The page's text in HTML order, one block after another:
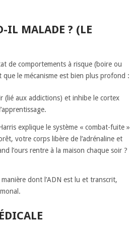
IL MALADE ? (LE
de comportements à risque (boire ou
le mécanisme est bien plus profond :
(lié aux addictions) et inhibe le cortex
explique le système « combat-fuite »
votre corps libère de l’adrénaline et
l’ours rentre à la maison chaque soir ?
dont l’ADN est lu et transcrit,